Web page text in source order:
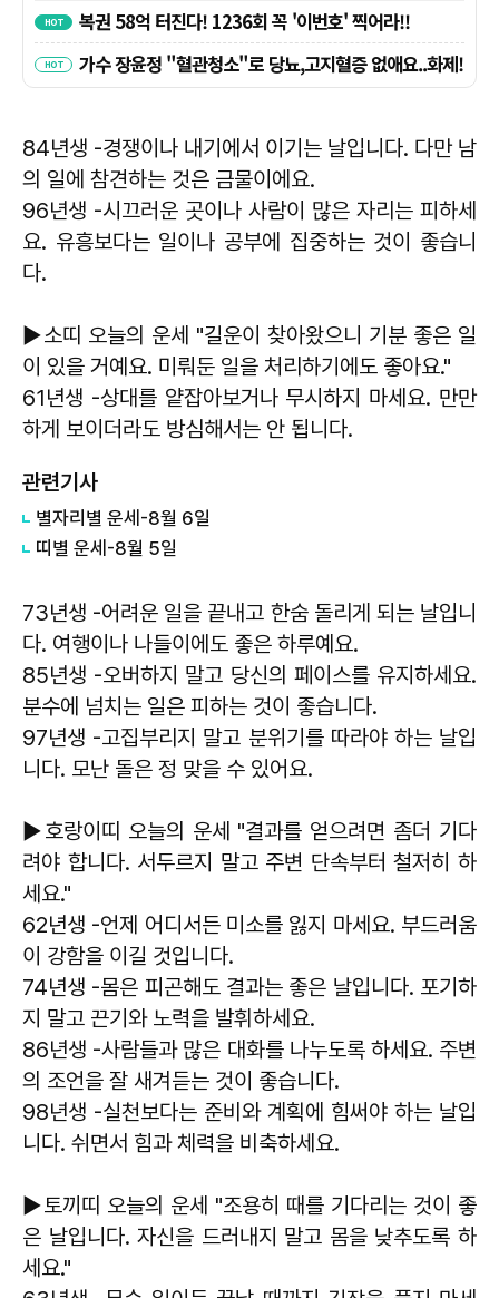
84년생 -경쟁이나 내기에서 이기는 날입니다. 다만 남
의 일에 참견하는 것은 금물이에요.
96년생 -시끄러운 곳이나 사람이 많은 자리는 피하세
요. 유흥보다는 일이나 공부에 집중하는 것이 좋습니
다.
▶소띠 오늘의 운세 "길운이 찾아왔으니 기분 좋은 일
이 있을 거예요. 미뤄둔 일을 처리하기에도 좋아요."
61년생 -상대를 얕잡아보거나 무시하지 마세요. 만만
하게 보이더라도 방심해서는 안 됩니다.
관련기사
별자리별 운세-8월 6일
띠별 운세-8월 5일
73년생 -어려운 일을 끝내고 한숨 돌리게 되는 날입니
다. 여행이나 나들이에도 좋은 하루예요.
85년생 -오버하지 말고 당신의 페이스를 유지하세요.
분수에 넘치는 일은 피하는 것이 좋습니다.
97년생 -고집부리지 말고 분위기를 따라야 하는 날입
니다. 모난 돌은 정 맞을 수 있어요.
▶호랑이띠 오늘의 운세 "결과를 얻으려면 좀더 기다
려야 합니다. 서두르지 말고 주변 단속부터 철저히 하
세요."
62년생 -언제 어디서든 미소를 잃지 마세요. 부드러움
이 강함을 이길 것입니다.
74년생 -몸은 피곤해도 결과는 좋은 날입니다. 포기하
지 말고 끈기와 노력을 발휘하세요.
86년생 -사람들과 많은 대화를 나누도록 하세요. 주변
의 조언을 잘 새겨듣는 것이 좋습니다.
98년생 -실천보다는 준비와 계획에 힘써야 하는 날입
니다. 쉬면서 힘과 체력을 비축하세요.
▶토끼띠 오늘의 운세 "조용히 때를 기다리는 것이 좋
은 날입니다. 자신을 드러내지 말고 몸을 낮추도록 하
세요."